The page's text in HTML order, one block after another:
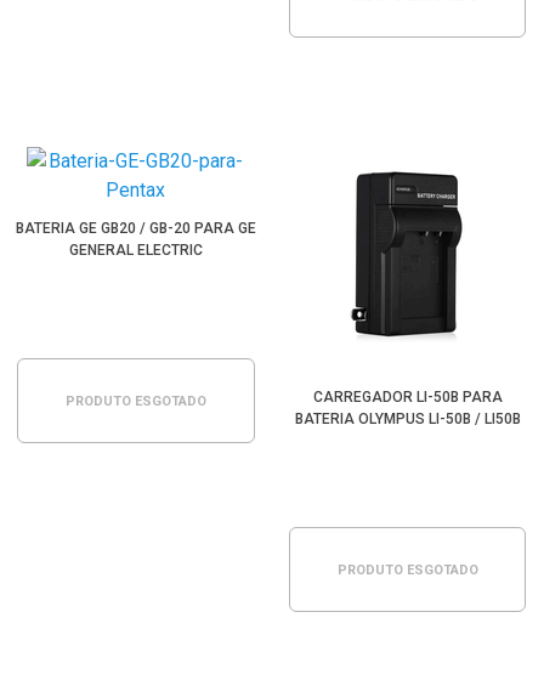
BATERIA GE GB20 / GB-20 PARA GE
GENERAL ELECTRIC
PRODUTO ESGOTADO
CARREGADOR LI-50B PARA
BATERIA OLYMPUS LI-50B / LI50B
PRODUTO ESGOTADO